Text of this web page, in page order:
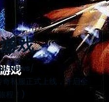
戏
News/
私服正式上线，开启全
程！)